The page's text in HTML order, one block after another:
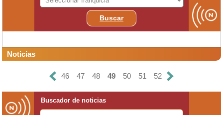
Buscar
Noticias
46 47 48 49 50 51 52
Buscador de noticias